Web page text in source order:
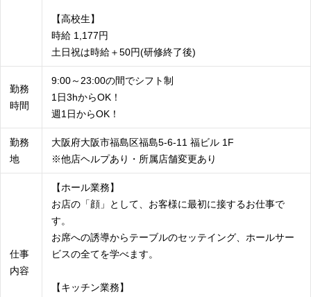
【高校生】
時給 1,177円
土日祝は時給＋50円(研修終了後)
勤務
時間
9:00～23:00の間でシフト制
1日3hからOK！
週1日からOK！
勤務
地
大阪府大阪市福島区福島5-6-11 福ビル 1F
※他店ヘルプあり・所属店舗変更あり
仕事
内容
【ホール業務】
お店の「顔」として、お客様に最初に接するお仕事で
す。
お席への誘導からテーブルのセッテイング、ホールサー
ビスの全てを学べます。
【キッチン業務】